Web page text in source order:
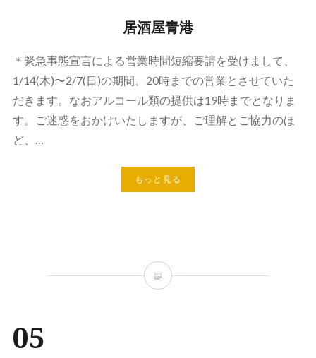
居酒屋青港
＊緊急事態宣言による営業時間短縮要請を受けまして、
1/14(木)〜2/7(日)の期間、20時までの営業とさせていた
だきます。なおアルコール類の提供は19時までとなりま
す。ご迷惑をおかけいたしますが、ご理解とご協力のほ
ど、…
もっと見る
05